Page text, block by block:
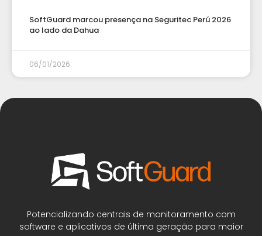
SoftGuard marcou presença na Seguritec Perú 2026
ao lado da Dahua
06/01/2026
Potencializando centrais de monitoramento com
software e aplicativos de última geração para maior